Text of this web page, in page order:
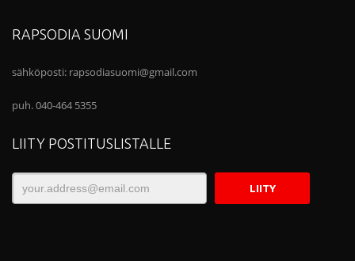
RAPSODIA SUOMI
sähköposti: rapsodiasuomi@gmail.com
puh. 040-464 5355
LIITY POSTITUSLISTALLE